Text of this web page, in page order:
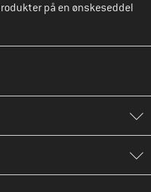
på en ønskeseddel